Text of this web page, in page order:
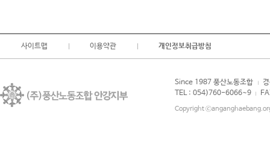
사이트맵 이용약관 개인정보취급방침
Since 1987 풍산노동조합
TEL : 054)760-6066~9
Copyright